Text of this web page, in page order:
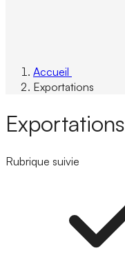
Accueil
Exportations
Exportations
Rubrique suivie